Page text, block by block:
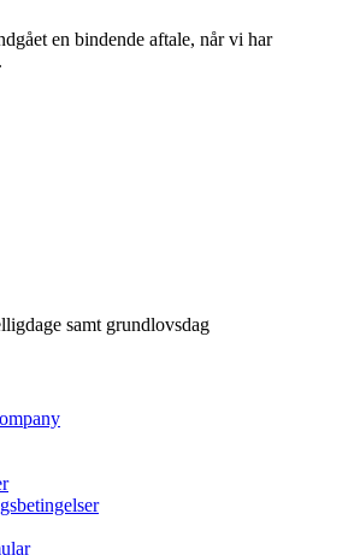
en bindende aftale, når vi har
samt grundlovsdag